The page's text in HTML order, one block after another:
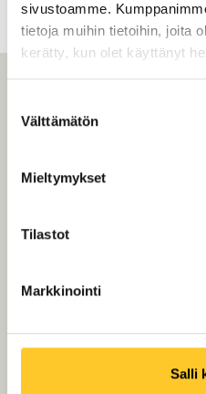
sivustoamme.
tietoja muihin tietoihin, joita
kerätty, kun olet käyttänyt
valinta
Välttämätön
Mieltymykset
Tilastot
Markkinointi
Salli